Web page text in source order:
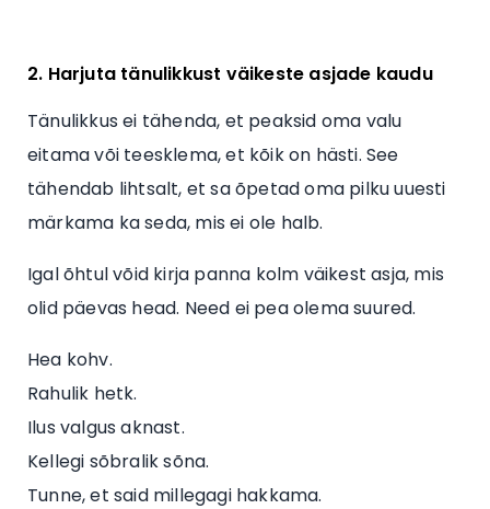
2. Harjuta tänulikkust väikeste asjade kaudu
Tänulikkus ei tähenda, et peaksid oma valu
eitama või teesklema, et kõik on hästi. See
tähendab lihtsalt, et sa õpetad oma pilku uuesti
märkama ka seda, mis ei ole halb.
Igal õhtul võid kirja panna kolm väikest asja, mis
olid päevas head. Need ei pea olema suured.
Hea kohv.
Rahulik hetk.
Ilus valgus aknast.
Kellegi sõbralik sõna.
Tunne, et said millegagi hakkama.